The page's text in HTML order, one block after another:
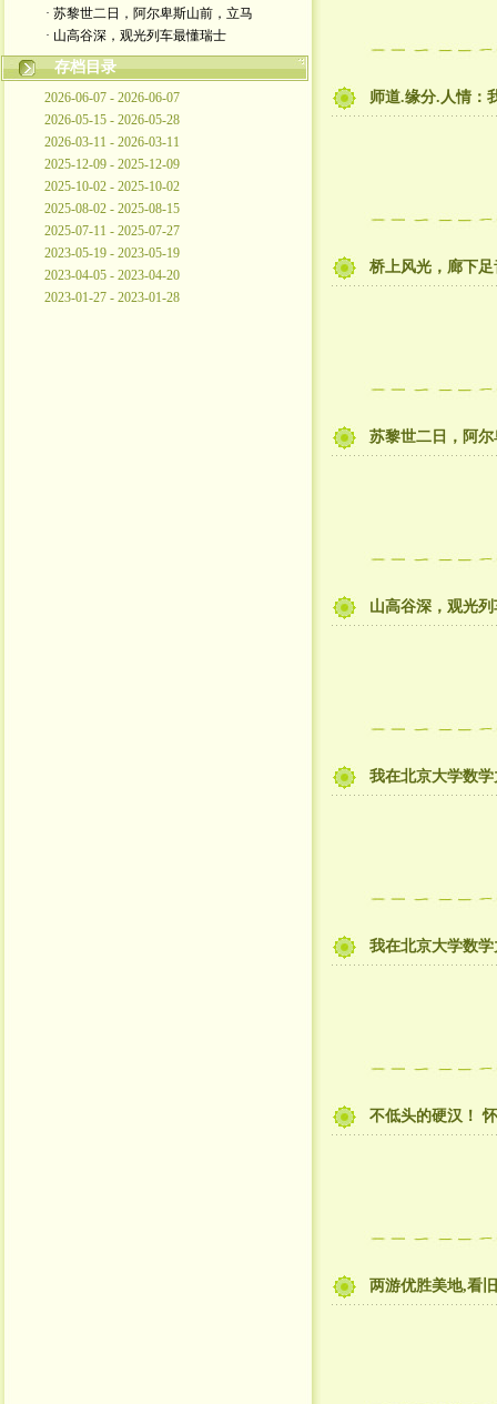
· 苏黎世二日，阿尔卑斯山前，立马
· 山高谷深，观光列车最懂瑞士
存档目录
2026-06-07 - 2026-06-07
2026-05-15 - 2026-05-28
2026-03-11 - 2026-03-11
2025-12-09 - 2025-12-09
2025-10-02 - 2025-10-02
2025-08-02 - 2025-08-15
2025-07-11 - 2025-07-27
2023-05-19 - 2023-05-19
2023-04-05 - 2023-04-20
2023-01-27 - 2023-01-28
师道.缘分.人情：
桥上风光，廊下
苏黎世二日，阿
山高谷深，观光
我在北京大学数
我在北京大学数
不低头的硬汉！
两游优胜美地,看